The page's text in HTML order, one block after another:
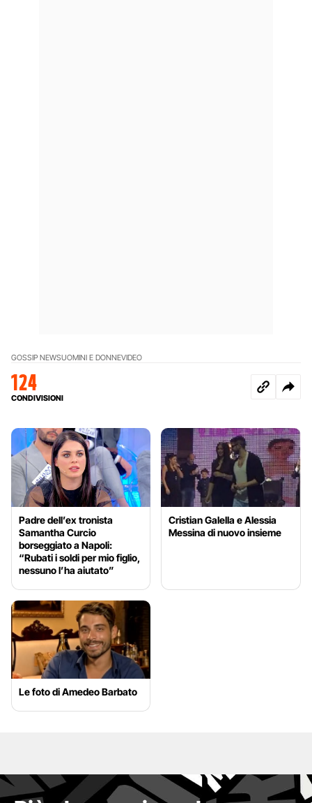
GOSSIP NEWSUOMINI E DONNEVIDEO
124
CONDIVISIONI
Padre dell’ex tronista
Samantha Curcio
borseggiato a Napoli:
“Rubati i soldi per mio figlio,
nessuno l’ha aiutato”
Cristian Galella e Alessia
Messina di nuovo insieme
Le foto di Amedeo Barbato